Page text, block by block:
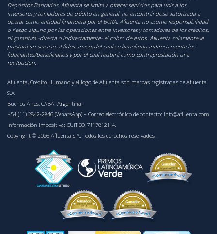
Depósitos Bancarios. Afluenta se limita a ofrecer servicios para unir a los
inversores y tomadores de crédito en general, no encontrándose autorizada a
operar como entidad financiera por el BCRA. Afluenta no asume responsabilidad
o riesgo alguno por las operaciones entre inversores y tomadores de los créditos,
ni garantiza -directa o indirectamente- el cobro de estos. Afluenta solamente le
prestará un servicio al fideicomiso, del cual se benefician indirectamente los
fiduciantes/beneficiarios y por el cual recibirá como contraprestación una
retribución.
Afluenta, Crédito Humano y el logo de Afluenta son marcas registradas de Afluenta
S.A.
Buenos Aires, CABA. Argentina.
+54 (11) 2842-2846 (WhatsApp) – Correo electrónico de contacto: info@afluenta.com
Información Impositiva: CUIT 30-71178121-4.
Copyright © 2026 Afluenta S.A. Todos los derechos reservados.